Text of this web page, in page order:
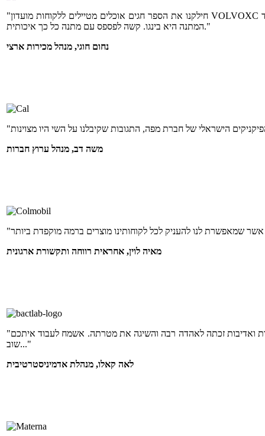
"חילקנו את הספר חגים אוכלים מטיילים ללקוחות מועדון VOLVOXC וקיבלנו תגובות מדהימות. זאת הפעם השנייה שאנחנו נותנים במתנה ספר של מפה ותמיד
המתנה היא בינגו. קשה לפספס עם מתנה כל כך איכותית."
נחום חוגי, מנהל מכירות ארצי
משה דב, מנהל ערוץ חברות
מאיה לוין, אחראית רווחה ותקשורת ארגונית
"היה ממש תענוג לעבוד איתכם! מפת הטעמים שהופקו עבור לקוחותינו במקצועיות, בזריזות ואדיבות זכתה לאהדה רבה והשיגה את מטרתה. אשמח לעבוד איתכם
שוב..."
לאה קאלו, מנהלת אדמיניסטרטיבית